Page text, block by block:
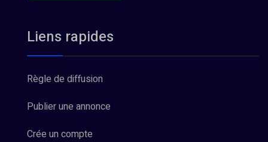
Liens rapides
Règle de diffusion
Publier une annonce
Crée un compte